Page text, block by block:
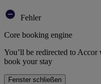
Fehler
Core booking engine
You’ll be redirected to
book your stay
Fenster schließen